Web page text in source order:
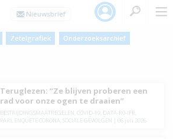
Zetelgrafiek Onderzoeksarchief
Teruglezen: “Ze blijven proberen een
rad voor onze ogen te draaien”
BESTRIJDINGSMAATREGELEN COVID-19, DATA-R0-IFR
PARL.ENQUETE CORONA
SOCIALE GEVOLGEN 06 juli 2026